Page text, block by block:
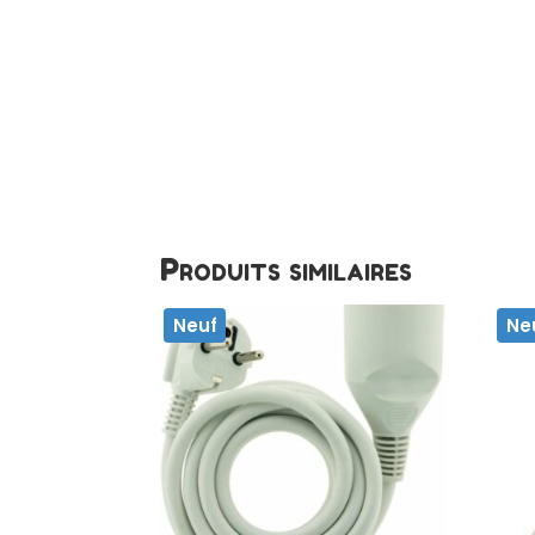
Produits similaires
Neuf